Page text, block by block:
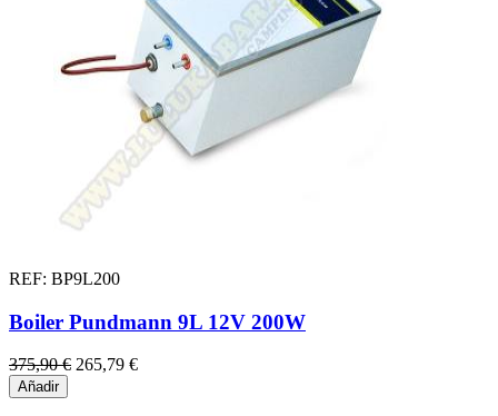
REF: BP9L200
Boiler Pundmann 9L 12V 200W
375,90 € 265,79 €
Añadir